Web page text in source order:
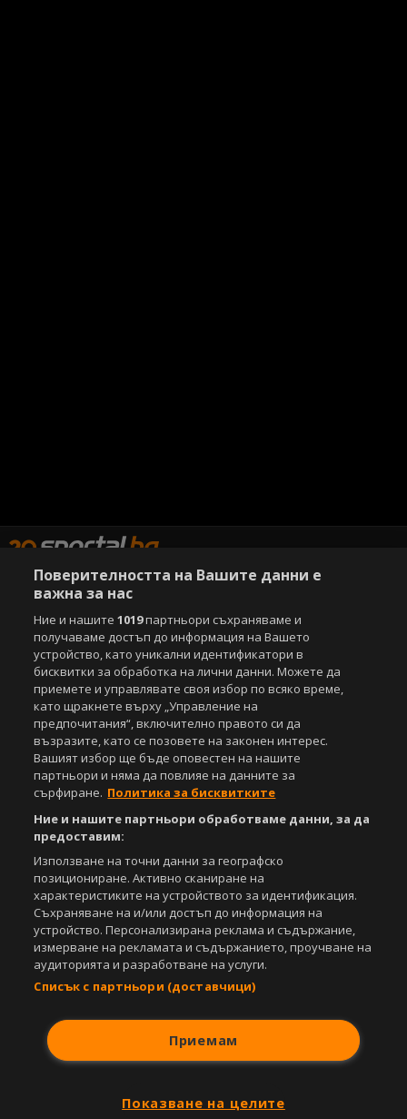
Copyright © 2007-2026 Агенция Спортал. Всички права запазени.
Този уебсайт е собственост наSportal Media Group
За нас Екип За рекламa
Общи условия
Етични правила на НСС
Лични данни
Управление на предпочитания
Съдържанието на този уеб сайт и технологиите, използвани в него, са
под закрила на Закона за авторското право и сродните му права.
Всички статии, репортажи, интервюта и други текстови, графични и
видео материали, публикувани в сайта, са собственост на Агенция
публикуване на текстови материали само след писмено съгласие на
Агенция Спортал, посочване на източника и добавяне на линк към
www.sportal.bg. Използването на графични и видео материали,
публикувани в сайта, е строго забранено. Нарушителите ще бъдат
санкционирани с цялата строгост на закона.
СвалиБЕЗПЛАТНОТОприложение за:
Android
Поверителността на Вашите данни е
важна за нас
Ние и нашите1019партньори съхраняваме и
получаваме достъп до информация на Вашето
устройство, като уникални идентификатори в
бисквитки за обработка на лични данни. Можете да
приемете и управлявате своя избор по всяко време,
като щракнете върху „Управление на
предпочитания“, включително правото си да
възразите, като се позовете на законен интерес.
Вашият избор ще бъде оповестен на нашите
партньори и няма да повлияе на данните за
сърфиране. Политика за бисквитките
Ние и нашите партньори обработваме данни, за да
предоставим:
Използване на точни данни за географско
позициониране. Активно сканиране на
характеристиките на устройството за идентификация.
Съхраняване на и/или достъп до информация на
устройство. Персонализирана реклама и съдържание,
измерване на рекламата и съдържанието, проучване на
аудиторията и разработване на услуги.
Списък с партньори (доставчици)
Приемам
Показване на целите